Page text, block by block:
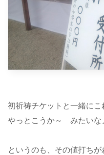
初祈祷チケットと一緒に
やっとこうか～ みたいな
というのも、その値打ち